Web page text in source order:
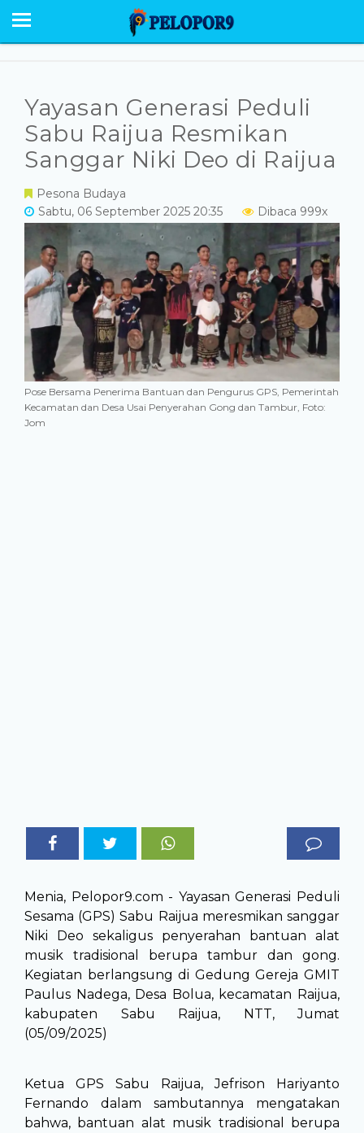
BERANDA
PESONA
EKONOMI POLITIK
OPINI
HUMANIORA
HUKUM KRIMINAL
GALERI
Yayasan Generasi Peduli
Sabu Raijua Resmikan
Sanggar Niki Deo di Raijua
Pesona Budaya
Sabtu, 06 September 2025 20:35
Dibaca 999x
Pose Bersama Penerima Bantuan dan Pengurus GPS, Pemerintah
Kecamatan dan Desa Usai Penyerahan Gong dan Tambur, Foto:
Jom
Menia, Pelopor9.com - Yayasan Generasi Peduli
Sesama (GPS) Sabu Raijua meresmikan sanggar
Niki Deo sekaligus penyerahan bantuan alat
musik tradisional berupa tambur dan gong.
Kegiatan berlangsung di Gedung Gereja GMIT
Paulus Nadega, Desa Bolua, kecamatan Raijua,
kabupaten Sabu Raijua, NTT, Jumat
(05/09/2025)
Ketua GPS Sabu Raijua, Jefrison Hariyanto
Fernando dalam sambutannya mengatakan
bahwa, bantuan alat musik tradisional berupa